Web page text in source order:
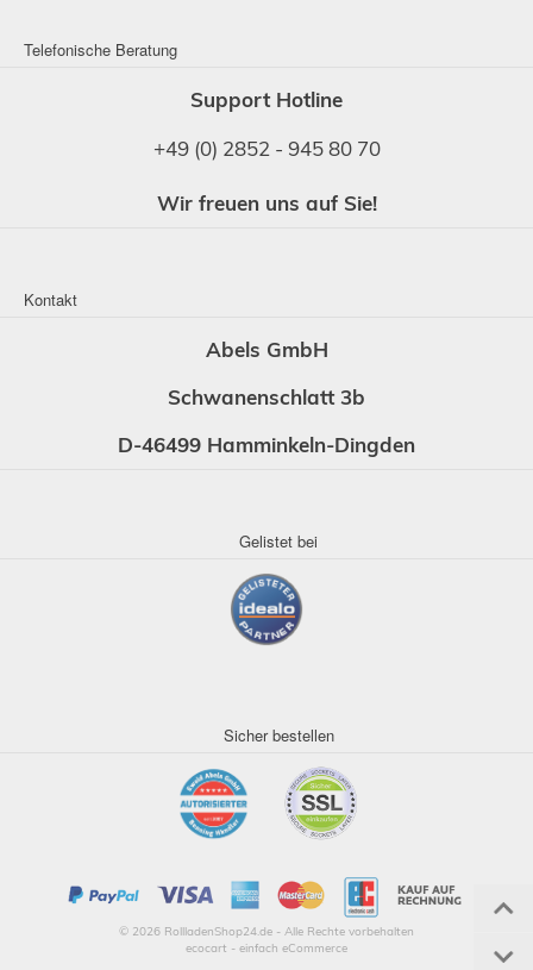
Telefonische Beratung
Support Hotline
+49 (0) 2852 - 945 80 70
Wir freuen uns auf Sie!
Kontakt
Abels GmbH
Schwanenschlatt 3b
D-46499 Hamminkeln-Dingden
Gelistet bei
Sicher bestellen
© 2026 RollladenShop24.de - Alle Rechte vorbehalten
ecocart - einfach eCommerce